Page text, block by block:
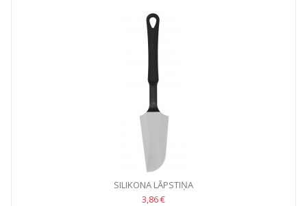
SILIKONA LĀPSTIŅA
3,86 €